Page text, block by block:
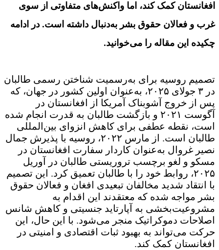
افغانستان کمک کند، اما واکنش‌های متفاوتی از سوی
غرب و فعالان حقوق بشر به‌دنبال داشته است.در ادامه
چکیده این مقاله را می‌خوانید.
تصمیم روسیه برای به‌رسمیت شناختن رسمی طالبان
در ۳ جولای ۲۰۲۵، به‌عنوان اولین کشور در جهان، که
پس از خروج آشوبناک آمریکا از افغانستان در
آگوست ۲۰۲۱ و بازگشت طالبان به قدرت انجام شده
است، نقطه عطفی برای کاهش انزوای بین‌المللی
طالبان است. از مارس ۲۰۲۲، روسیه با پذیرش جمال
نصیر غروال به‌عنوان کاردار سفارت افغانستان در
مسکو و لغو برچسب تروریستی طالبان در آوریل
۲۰۲۵، روابط خود را با طالبان تعمیق کرد. این تصمیم
با انتقاد شدید مخالفان تبعیدی افغان و فعالان حقوق
بشر مواجه شده که معتقدند این اقدام به
مشروعیت‌بخشی به آپارتاید جنسیتی و کاهش شانس
اصلاحات دموکراتیک منجر می‌شود. با این حال، این
حرکت می‌تواند به بهبود ثبات اقتصادی و امنیتی در
افغانستان کمک کند.